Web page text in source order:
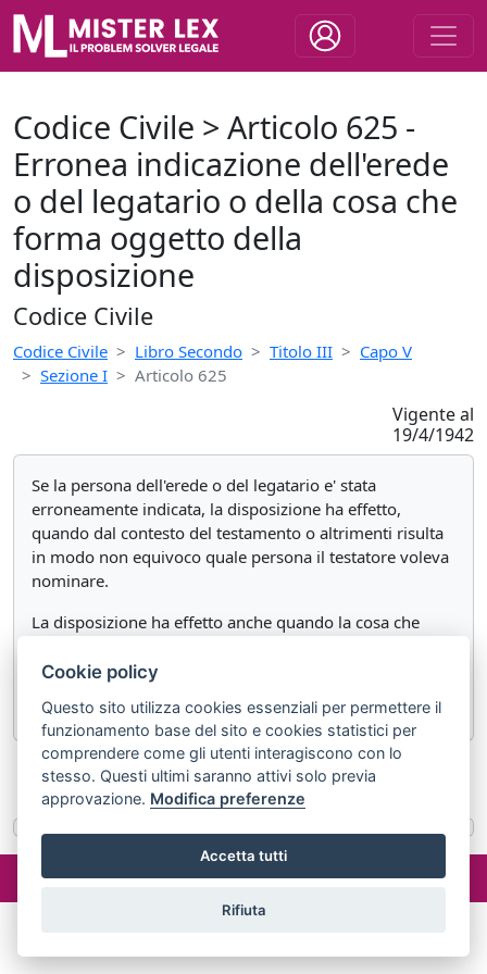
Codice Civile > Articolo 625 -
Erronea indicazione dell'erede
o del legatario o della cosa che
forma oggetto della
disposizione
Codice Civile
Codice Civile Libro Secondo Titolo III
Capo V
Sezione I
Articolo 625
Vigente al
19/4/1942
Se la persona dell'erede o del legatario e' stata
erroneamente indicata, la disposizione ha effetto,
quando dal contesto del testamento o altrimenti risulta
in modo non equivoco quale persona il testatore voleva
nominare.
La disposizione ha effetto anche quando la cosa che
indicata o descritta, ma e' certo a quale cosa il testatore
«Articolo 624 Articolo 626»
redazione@misterlex.it
Cookie policy
Questo sito utilizza cookies essenziali per permettere il
funzionamento base del sito e cookies statistici per
comprendere come gli utenti interagiscono con lo
stesso. Questi ultimi saranno attivi solo previa
approvazione. Modifica preferenze
Accetta tutti
Rifiuta